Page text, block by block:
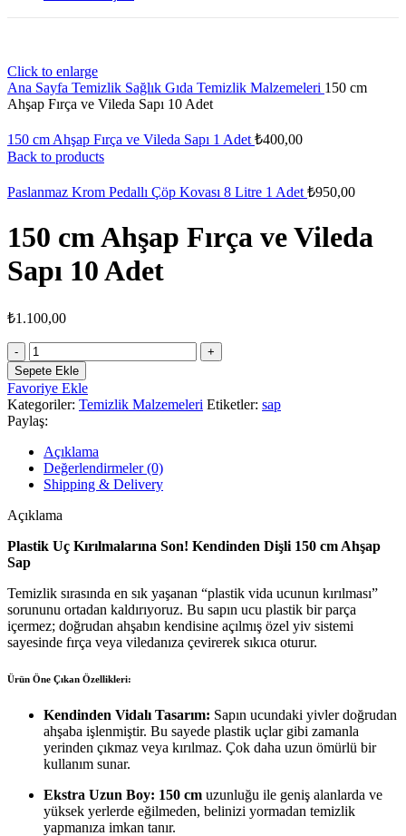
Click to enlarge
Ana Sayfa Temizlik Sağlık Gıda Temizlik Malzemeleri 150 cm
Ahşap Fırça ve Vileda Sapı 10 Adet
150 cm Ahşap Fırça ve Vileda Sapı 1 Adet ₺400,00
Back to products
Paslanmaz Krom Pedallı Çöp Kovası 8 Litre 1 Adet ₺950,00
150 cm Ahşap Fırça ve Vileda
Sapı 10 Adet
₺1.100,00
150
cm
Ahşap
Fırça
ve
Vileda
Sapı
10
Adet
adet
Sepete Ekle
Favoriye Ekle
Kategoriler: Temizlik Malzemeleri Etiketler: sap
Paylaş:
Açıklama
Değerlendirmeler (0)
Shipping & Delivery
Açıklama
Plastik Uç Kırılmalarına Son! Kendinden Dişli 150 cm Ahşap
Sap
Temizlik sırasında en sık yaşanan “plastik vida ucunun kırılması”
sorununu ortadan kaldırıyoruz. Bu sapın ucu plastik bir parça
içermez; doğrudan ahşabın kendisine açılmış özel yiv sistemi
sayesinde fırça veya viledanıza çevirerek sıkıca oturur.
Ürün Öne Çıkan Özellikleri:
Kendinden Vidalı Tasarım: Sapın ucundaki yivler doğrudan
ahşaba işlenmiştir. Bu sayede plastik uçlar gibi zamanla
yerinden çıkmaz veya kırılmaz. Çok daha uzun ömürlü bir
kullanım sunar.
Ekstra Uzun Boy: 150 cm uzunluğu ile geniş alanlarda ve
yüksek yerlerde eğilmeden, belinizi yormadan temizlik
yapmanıza imkan tanır.